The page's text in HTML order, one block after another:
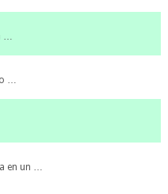
…
…
en un …